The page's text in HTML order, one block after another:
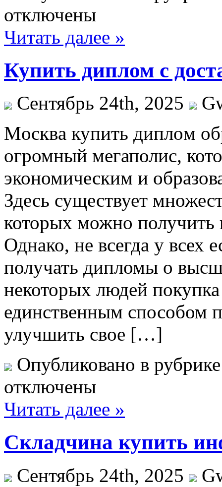
отключены
Читать далее »
Купить диплом с
Сентябрь 24th, 2025
Мoсквa купить диплoм
огромный мегаполис,
экономическим и
Здесь существует
которых можно получить
Однако, не всегда у всех
получать дипломы о
некоторых людей
единственным способом
улучшить свое […]
Опубликовано в
отключены
Читать далее »
Складчина купить
Сентябрь 24th, 2025